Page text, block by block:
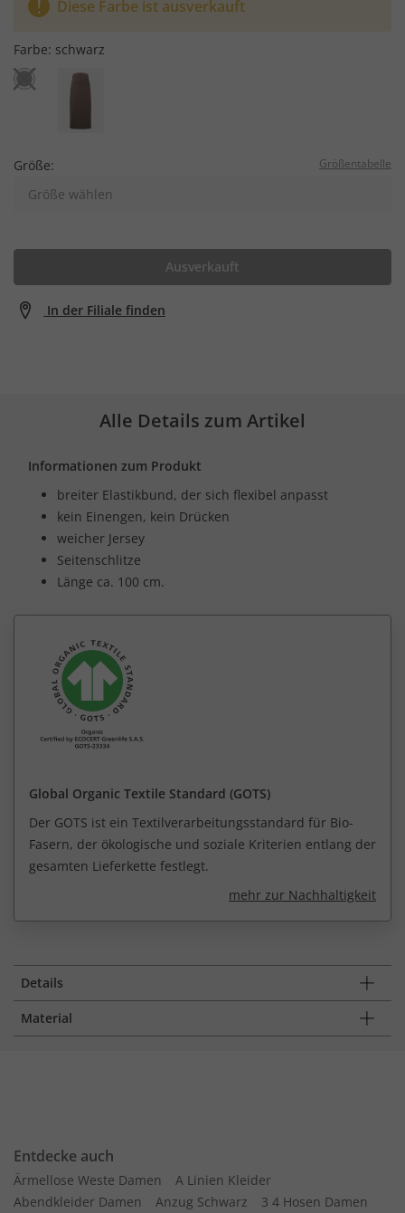
Diese Farbe ist ausverkauft
Farbe: schwarz
Größe: Größentabelle
Größe wählen
Ausverkauft
In der Filiale finden
Alle Details zum Artikel
Informationen zum Produkt
breiter Elastikbund, der sich flexibel anpasst
kein Einengen, kein Drücken
weicher Jersey
Seitenschlitze
Länge ca. 100 cm.
Global Organic Textile Standard (GOTS)
Der GOTS ist ein Textilverarbeitungsstandard für Bio-
Fasern, der ökologische und soziale Kriterien entlang der
gesamten Lieferkette festlegt.
mehr zur Nachhaltigkeit
Details
Material
Entdecke auch
Ärmellose Weste Damen
A Linien Kleider
Abendkleider Damen
Anzug Schwarz
3 4 Hosen Damen